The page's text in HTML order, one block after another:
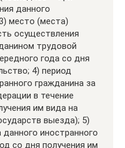
данного
место (места)
осуществления
трудовой
года со дня
4) период
гражданина за
в течение
им вида на
выезда); 5)
иностранного
со дня получения им